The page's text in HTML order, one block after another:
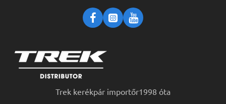
Trek kerékpár importőr1998 óta